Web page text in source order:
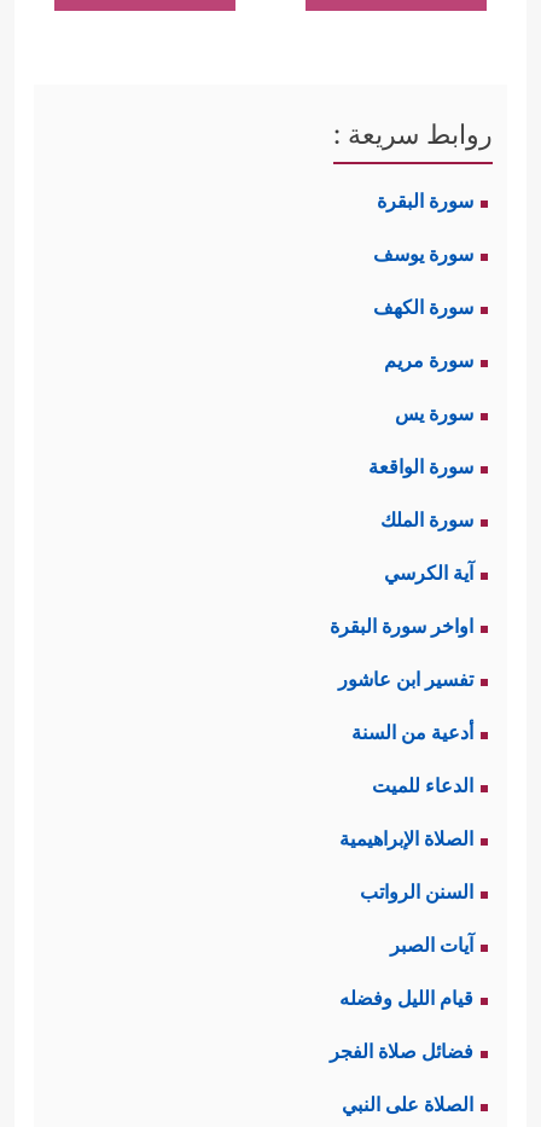
روابط سريعة :
سورة البقرة
سورة يوسف
سورة الكهف
سورة مريم
سورة يس
سورة الواقعة
سورة الملك
آية الكرسي
اواخر سورة البقرة
تفسير ابن عاشور
أدعية من السنة
الدعاء للميت
الصلاة الإبراهيمية
السنن الرواتب
آيات الصبر
قيام الليل وفضله
فضائل صلاة الفجر
الصلاة على النبي